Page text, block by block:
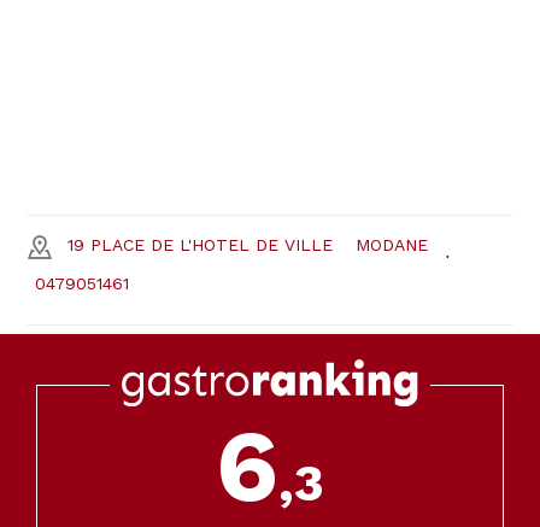
19 PLACE DE L'HOTEL DE VILLE MODANE
0479051461
6,3